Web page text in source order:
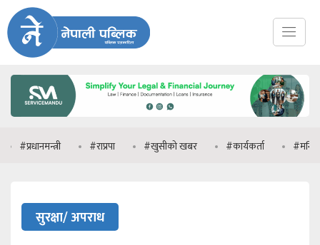
#राप्रपा #खुसीको खबर #कार्यकर्ता #मनिष झा
सुरक्षा/ अपराध